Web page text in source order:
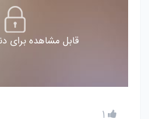
قابل مشاهده برای
1